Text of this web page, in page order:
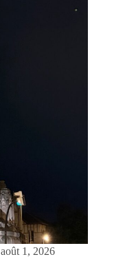
août 1, 2026